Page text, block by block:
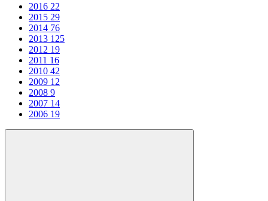
2016 22
2015 29
2014 76
2013 125
2012 19
2011 16
2010 42
2009 12
2008 9
2007 14
2006 19